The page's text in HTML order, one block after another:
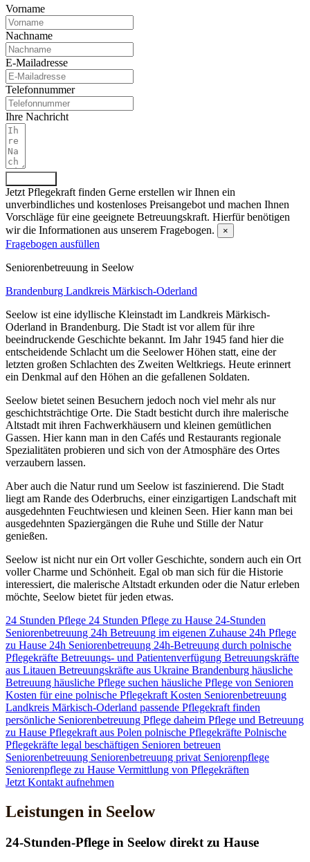
Vorname
Nachname
E-Mailadresse
Telefonnummer
Ihre Nachricht
Jetzt Pflegekraft finden Gerne erstellen wir Ihnen ein
unverbindliches und kostenloses Preisangebot und machen Ihnen
Vorschläge für eine geeignete Betreuungskraft. Hierfür benötigen
wir die Informationen aus unserem Fragebogen.
×
Fragebogen ausfüllen
Senioren­betreuung in Seelow
Brandenburg Landkreis Märkisch-Oderland
Seelow ist eine idyllische Kleinstadt im Landkreis Märkisch-
Oderland in Brandenburg. Die Stadt ist vor allem für ihre
beeindruckende Geschichte bekannt. Im Jahr 1945 fand hier die
entscheidende Schlacht um die Seelower Höhen statt, eine der
letzten großen Schlachten des Zweiten Weltkriegs. Heute erinnert
ein Denkmal auf den Höhen an die gefallenen Soldaten.
Seelow bietet seinen Besuchern jedoch noch viel mehr als nur
geschichtsträchtige Orte. Die Stadt besticht durch ihre malerische
Altstadt mit ihren Fachwerkhäusern und kleinen gemütlichen
Gassen. Hier kann man in den Cafés und Restaurants regionale
Spezialitäten probieren und sich von der Atmosphäre des Ortes
verzaubern lassen.
Aber auch die Natur rund um Seelow ist faszinierend. Die Stadt
liegt am Rande des Oderbruchs, einer einzigartigen Landschaft mit
ausgedehnten Feuchtwiesen und kleinen Seen. Hier kann man bei
ausgedehnten Spaziergängen die Ruhe und Stille der Natur
genießen.
Seelow ist nicht nur ein Ort voller Geschichte, sondern auch ein Ort
voller Charme und Schönheit. Egal ob man sich für die Historie
interessiert, die malerische Altstadt erkunden oder die Natur erleben
möchte, Seelow bietet für jeden etwas.
24 Stunden Pflege 24 Stunden Pflege zu Hause 24-Stunden
Seniorenbetreuung 24h Betreuung im eigenen Zuhause 24h Pflege
zu Hause 24h Seniorenbetreuung 24h-Betreuung durch polnische
Pflegekräfte Betreuungs- und Patientenverfügung Betreuungskräfte
aus Litauen Betreuungskräfte aus Ukraine Brandenburg häusliche
Betreuung häusliche Pflege suchen häusliche Pflege von Senioren
Kosten für eine polnische Pflegekraft Kosten Seniorenbetreuung
Landkreis Märkisch-Oderland passende Pflegekraft finden
persönliche Seniorenbetreuung Pflege daheim Pflege und Betreuung
zu Hause Pflegekraft aus Polen polnische Pflegekräfte Polnische
Pflegekräfte legal beschäftigen Senioren betreuen
Seniorenbetreuung Seniorenbetreuung privat Seniorenpflege
Seniorenpflege zu Hause Vermittlung von Pflegekräften
Jetzt Kontakt aufnehmen
Leistungen in Seelow
24-Stunden-Pflege in Seelow direkt zu Hause